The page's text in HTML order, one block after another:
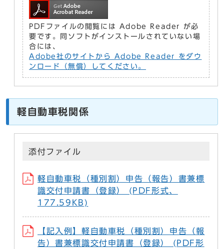
PDFファイルの閲覧には Adobe Reader が必
要です。同ソフトがインストールされていない場
合には、
Adobe社のサイトから Adobe Reader をダウ
ンロード（無償）してください。
軽自動車税関係
添付ファイル
軽自動車税（種別割）申告（報告）書兼標
識交付申請書（登録） (PDF形式、
177.59KB)
【記入例】軽自動車税（種別割）申告（報
告）書兼標識交付申請書（登録） (PDF形